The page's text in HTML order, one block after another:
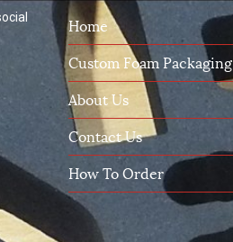
Home
Custom Foam Packaging
About Us
Contact Us
How To Order